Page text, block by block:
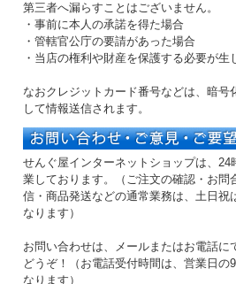
第三者へ漏らすことはございません。
・事前に本人の承諾を得た場合
・管轄官公庁の要請があった場合
・当店の権利や財産を保護する必要が生
なおクレジットカード番号などは、暗号
して情報送信されます。
せんぐ屋インターネットショップは、24
業しております。（ご注文の確認・お問
信・商品発送などの通常業務は、土日祝
なります）
お問い合わせは、メールまたはお電話に
どうぞ！（お電話受付時間は、 営業日の
なります）